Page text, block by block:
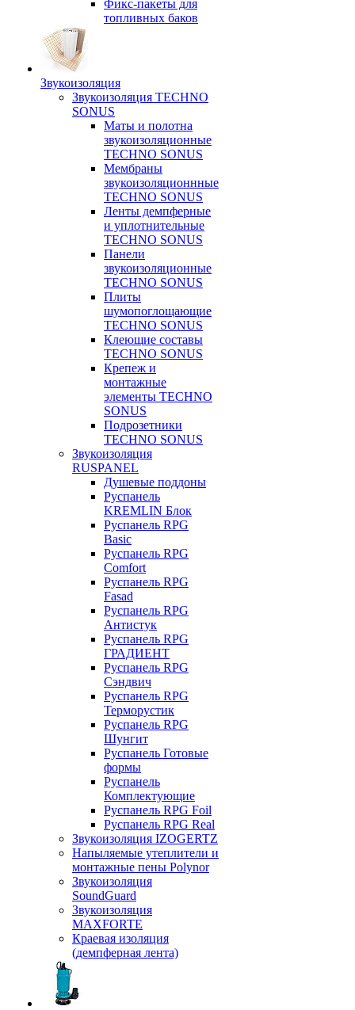
Фикс-пакеты для
топливных баков
Звукоизоляция
Звукоизоляция TECHNO
SONUS
Маты и полотна
звукоизоляционные
TECHNO SONUS
Мембраны
звукоизоляционнные
TECHNO SONUS
Ленты демпферные
и уплотнительные
TECHNO SONUS
Панели
звукоизоляционные
TECHNO SONUS
Плиты
шумопоглощающие
TECHNO SONUS
Клеющие составы
TECHNO SONUS
Крепеж и
монтажные
элементы TECHNO
SONUS
Подрозетники
TECHNO SONUS
Звукоизоляция
RUSPANEL
Душевые поддоны
Руспанель
KREMLIN Блок
Руспанель RPG
Basic
Руспанель RPG
Comfort
Руспанель RPG
Fasad
Руспанель RPG
Антистук
Руспанель RPG
ГРАДИЕНТ
Руспанель RPG
Сэндвич
Руспанель RPG
Терморустик
Руспанель RPG
Шунгит
Руспанель Готовые
формы
Руспанель
Комплектующие
Руспанель RPG Foil
Руспанель RPG Real
Звукоизоляция IZOGERTZ
Напыляемые утеплители и
монтажные пены Polynor
Звукоизоляция
SoundGuard
Звукоизоляция
MAXFORTE
Краевая изоляция
(демпферная лента)